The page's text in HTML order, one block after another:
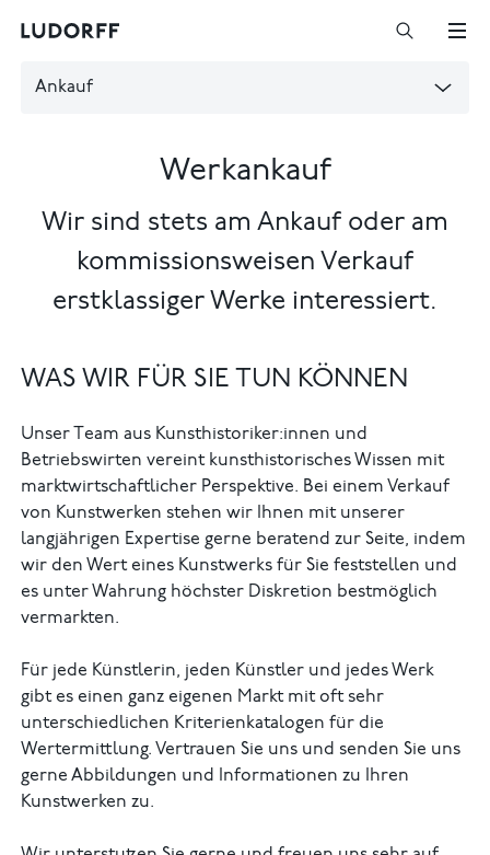
Ankauf
Werkankauf
Wir sind stets am Ankauf oder am
kommissionsweisen Verkauf
erstklassiger Werke interessiert.
WAS WIR FÜR SIE TUN KÖNNEN
Unser Team aus Kunsthistoriker:innen und
Betriebswirten vereint kunsthistorisches Wissen mit
marktwirtschaftlicher Perspektive. Bei einem Verkauf
von Kunstwerken stehen wir Ihnen mit unserer
langjährigen Expertise gerne beratend zur Seite, indem
wir den Wert eines Kunstwerks für Sie feststellen und
es unter Wahrung höchster Diskretion bestmöglich
vermarkten.
Für jede Künstlerin, jeden Künstler und jedes Werk
gibt es einen ganz eigenen Markt mit oft sehr
unterschiedlichen Kriterienkatalogen für die
Wertermittlung. Vertrauen Sie uns und senden Sie uns
gerne Abbildungen und Informationen zu Ihren
Kunstwerken zu.